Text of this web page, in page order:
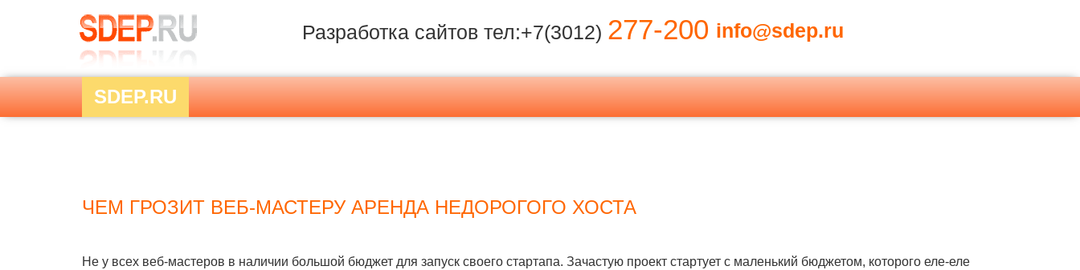
Разработка сайтов тел:+7(3012) 277-200info@sdep.ru
SDEP.RU
ЧЕМ ГРОЗИТ ВЕБ-МАСТЕРУ АРЕНДА НЕДОРОГОГО ХОСТА
Не у всех веб-мастеров в наличии большой бюджет для запуск своего стартапа. Зачастую проект стартует с маленький бюджетом, которого еле-еле